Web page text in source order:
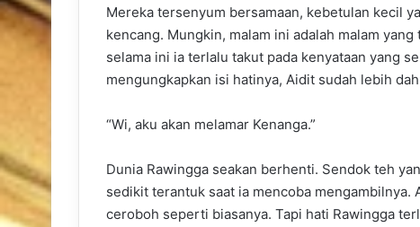
Mereka tersenyum bersamaan, kebetulan kecil
kencang. Mungkin, malam ini adalah malam
selama ini ia terlalu takut pada kenyataan yang
mengungkapkan isi hatinya, Aidit sudah lebih
“Wi, aku akan melamar Kenanga.”
Dunia Rawingga seakan berhenti. Sendok teh
sedikit terantuk saat ia mencoba
ceroboh seperti biasanya. Tapi hati Rawingga